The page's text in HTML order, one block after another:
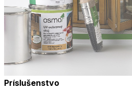
Príslušenstvo